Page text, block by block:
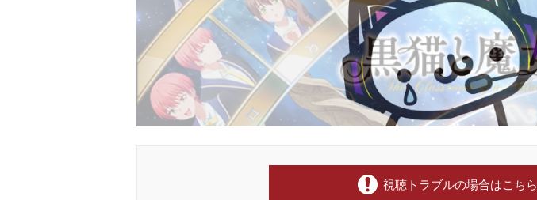
視聴トラブルの場合はこちら